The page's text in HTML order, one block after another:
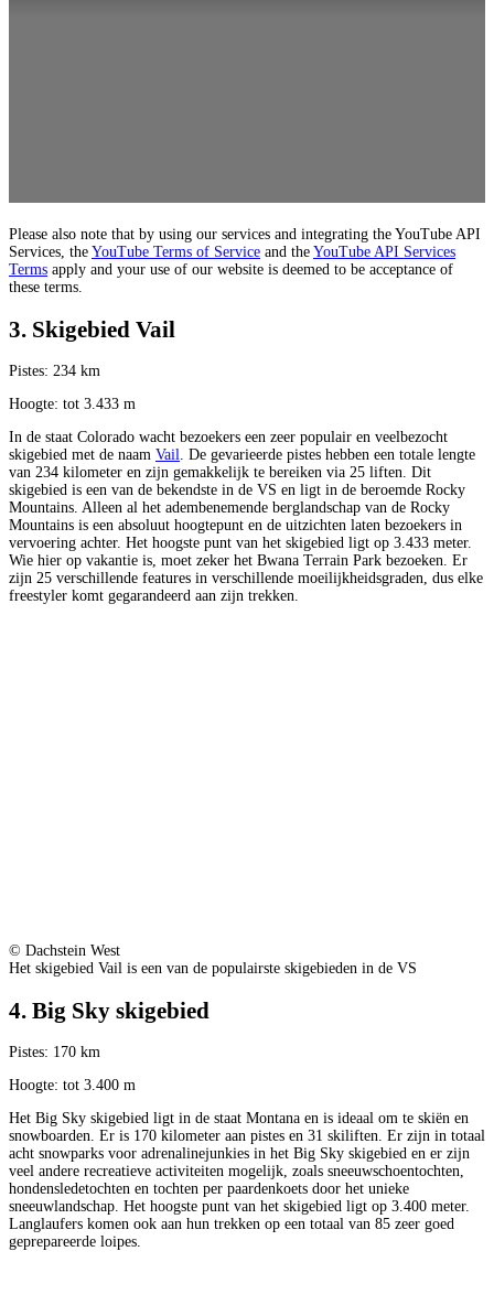
Please also note that by using our services and integrating the YouTube API
Services, the YouTube Terms of Service and the YouTube API Services
Terms apply and your use of our website is deemed to be acceptance of
these terms.
3. Skigebied Vail
Pistes: 234 km
Hoogte: tot 3.433 m
In de staat Colorado wacht bezoekers een zeer populair en veelbezocht
skigebied met de naam Vail. De gevarieerde pistes hebben een totale lengte
van 234 kilometer en zijn gemakkelijk te bereiken via 25 liften. Dit
skigebied is een van de bekendste in de VS en ligt in de beroemde Rocky
Mountains. Alleen al het adembenemende berglandschap van de Rocky
Mountains is een absoluut hoogtepunt en de uitzichten laten bezoekers in
vervoering achter. Het hoogste punt van het skigebied ligt op 3.433 meter.
Wie hier op vakantie is, moet zeker het Bwana Terrain Park bezoeken. Er
zijn 25 verschillende features in verschillende moeilijkheidsgraden, dus elke
freestyler komt gegarandeerd aan zijn trekken.
© Dachstein West
Het skigebied Vail is een van de populairste skigebieden in de VS
4. Big Sky skigebied
Pistes: 170 km
Hoogte: tot 3.400 m
Het Big Sky skigebied ligt in de staat Montana en is ideaal om te skiën en
snowboarden. Er is 170 kilometer aan pistes en 31 skiliften. Er zijn in totaal
acht snowparks voor adrenalinejunkies in het Big Sky skigebied en er zijn
veel andere recreatieve activiteiten mogelijk, zoals sneeuwschoentochten,
hondensledetochten en tochten per paardenkoets door het unieke
sneeuwlandschap. Het hoogste punt van het skigebied ligt op 3.400 meter.
Langlaufers komen ook aan hun trekken op een totaal van 85 zeer goed
geprepareerde loipes.